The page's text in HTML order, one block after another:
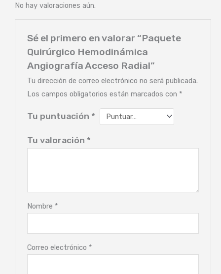
No hay valoraciones aún.
Sé el primero en valorar “Paquete
Quirúrgico Hemodinámica
Angiografía Acceso Radial”
Tu dirección de correo electrónico no será publicada.
Los campos obligatorios están marcados con *
Tu puntuación *
Tu valoración *
Nombre *
Correo electrónico *